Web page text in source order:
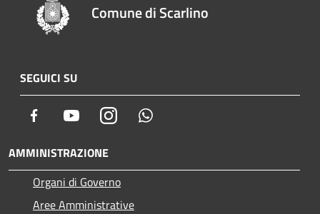
Comune di Scarlino
SEGUICI SU
Facebook YoutubeInstagram
AMMINISTRAZIONE
Organi di Governo
Aree Amministrative